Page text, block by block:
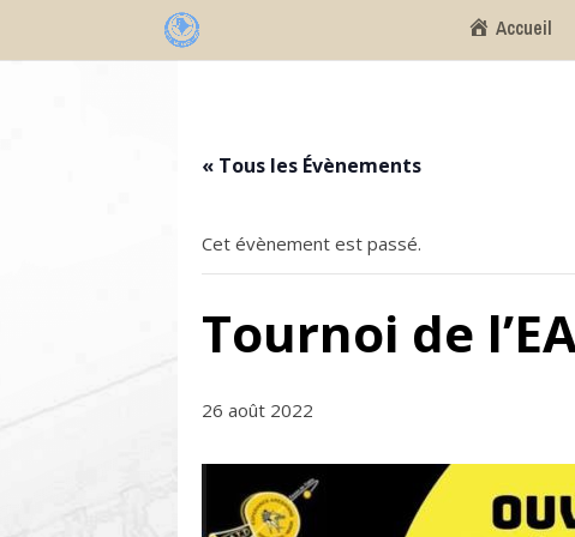
Accueil
« Tous les Évènements
Cet évènement est passé.
Tournoi de
26 août 2022